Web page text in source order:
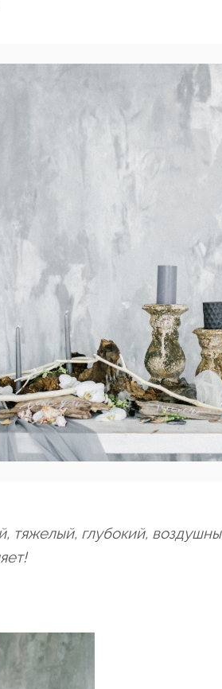
тяжелый, глубокий,